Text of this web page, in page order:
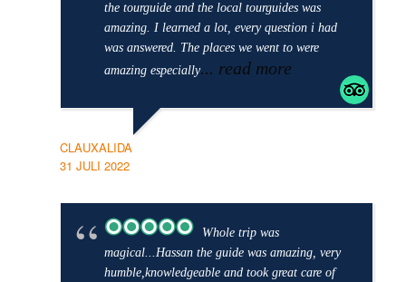
the tourguide and the local tourguides was
amazing. I learned a lot, every question i had
was answered. The places we went to were
amazing especially... read more
CLAUXALIDA
31 JULI 2022
Whole trip was
magical...Hassan the guide was amazing, very
humble,knowledgeable and took great care of